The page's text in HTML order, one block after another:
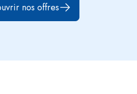
nos offres